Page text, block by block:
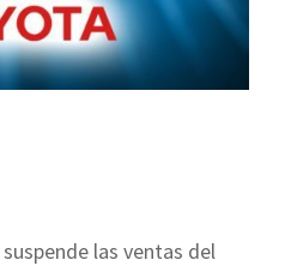
las ventas del